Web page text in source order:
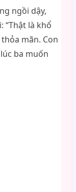
ngồi dậy,
“Thật là khổ
mãn. Con
ba muốn